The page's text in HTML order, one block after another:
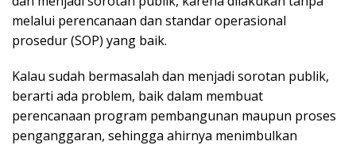
melalui perencanaan dan standar operasional
prosedur (SOP) yang baik.
Kalau sudah bermasalah dan menjadi sorotan publik,
berarti ada problem, baik dalam membuat
perencanaan program pembangunan maupun proses
penganggaran, sehingga ahirnya menimbulkan